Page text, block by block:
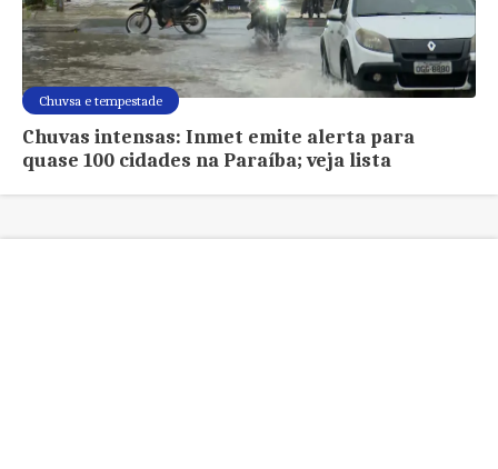
Chuvsa e tempestade
Chuvas intensas: Inmet emite alerta para
quase 100 cidades na Paraíba; veja lista